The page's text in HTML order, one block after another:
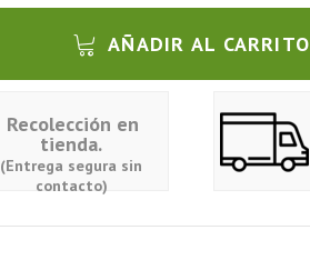
AÑADIR AL CARRITO
Recolección en
tienda.
(Entrega segura sin
contacto)